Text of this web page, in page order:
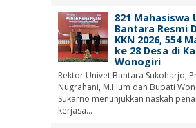
821 Mahasiswa
Bantara Resmi
KKN 2026, 554
ke 28 Desa di
Wonogiri
Rektor Univet Bantara Sukoharjo,
Nugrahani, M.Hum dan Bupati
Sukarno menunjukkan naskah
kerjasa...